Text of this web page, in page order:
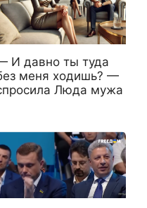
И давно ты туда
меня ходишь? —
Люда мужа